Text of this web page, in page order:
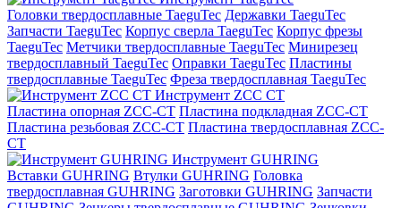
Головки твердосплавные TaeguTec Державки TaeguTec
Запчасти TaeguTec Корпус сверла TaeguTec Корпус фрезы
TaeguTec Метчики твердосплавные TaeguTec Минирезец
твердосплавный TaeguTec Оправки TaeguTec Пластины
твердосплавные TaeguTec Фреза твердосплавная TaeguTec
Инструмент ZCС CT
Пластина опорная ZCC-CT Пластина подкладная ZCC-CT
Пластина резьбовая ZCC-CT Пластина твердосплавная ZCC-
CT
Инструмент GUHRING
Вставки GUHRING Втулки GUHRING Головка
твердосплавная GUHRING Заготовки GUHRING Запчасти